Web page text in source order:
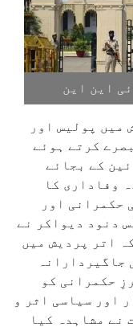
این این
میں پولیس اور
کرتے ہوئے
کے بجائے
وفاداری کا
حکمرانی اور
دنود دیواکر نے
اتر پردیش میں
جاگیردارانہ
حکمرانی کو
اور سیاسی اثر و
نے مشاہدہ کیا